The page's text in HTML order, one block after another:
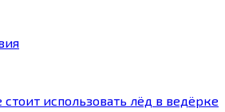
использовать лёд в ведёрке